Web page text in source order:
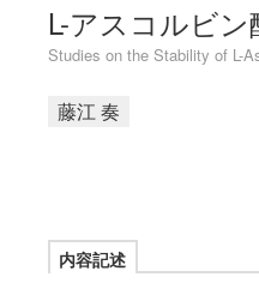
L-アスコルビ
Studies on the Stability of L-
藤江 奏
内容記述